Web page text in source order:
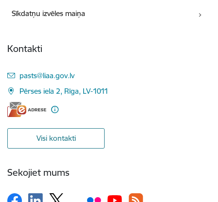
Sīkdatņu izvēles maiņa
Kontakti
E-pasts:
pasts@liaa.gov.lv
Pērses iela 2, Rīga, LV-1011
Visi kontakti
Sekojiet mums